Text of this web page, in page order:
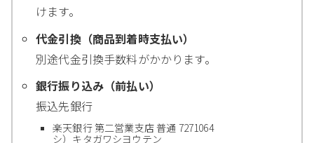
けます。
代金引換（商品到着時支払い）
別途代金引換手数料がかかります。
銀行振り込み（前払い）
振込先銀行
楽天銀行 第二営業支店 普通 7271064
シ）キタガワシヨウテン